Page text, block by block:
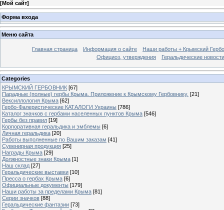
[Мой сайт]
Форма входа
Меню сайта
Главная страница Информация о сайте
Наши работы + Крымский
Официоз, утверждения
Геральдические новости
Categories
КРЫМСКИЙ ГЕРБОВНИК [67]
Парадные (полные) гербы Крыма. Приложение к Крымскому Гербовнику. [21]
Вексиллология Крыма [62]
Гербо-Фалеристические КАТАЛОГИ Украины [786]
Каталог значков с гербами населенных пунктов Крыма [546]
Гербы без правил [19]
Корпоративная геральдика и эмблемы [6]
Личная геральдика [20]
Работы выполненные по Вашим заказам [41]
Сувенирная продукция [25]
Награды Крыма [29]
Должностные знаки Крыма [1]
Наш склад [27]
Геральдические выставки [10]
Пресса о гербах Крыма [6]
Официальные документы [179]
Наши работы за пределами Крыма [81]
Серии значков [88]
Геральдические фантазии [73]